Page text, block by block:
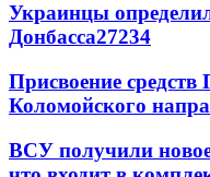
Украинцы
Донбасса27234
Присвоение
Коломойского
ВСУ получили